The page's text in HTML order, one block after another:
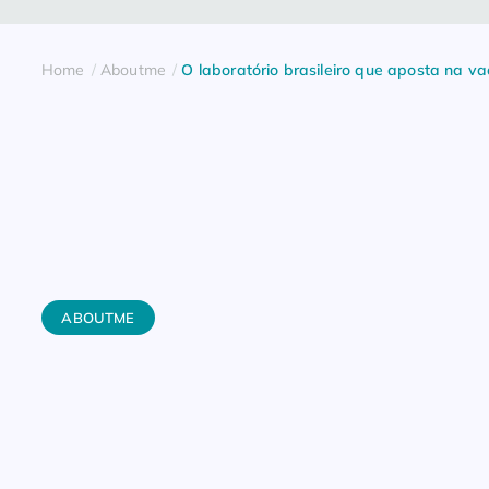
Home Aboutme O laboratório brasileiro que aposta na
ABOUTME